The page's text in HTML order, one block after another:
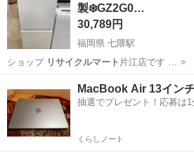
製❄️GZ2G0…
30,789円
福岡県 七隈駅
ショップ リサイクルマート 片江店です … ️⭐️
スタ … 店舗名】リサイクルマート 片
ートフェスタ」…
キッチン家電
MacBook Air 13イン
抽選でプレゼント！応募は1
くらしノート